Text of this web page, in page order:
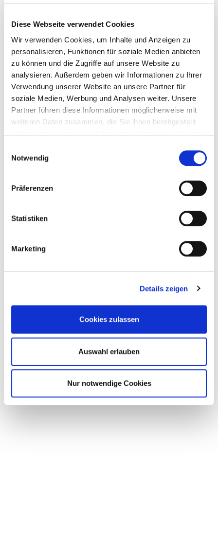
Diese Webseite verwendet Cookies
Wir verwenden Cookies, um Inhalte und Anzeigen zu
personalisieren, Funktionen für soziale Medien anbieten
zu können und die Zugriffe auf unsere Website zu
analysieren. Außerdem geben wir Informationen zu Ihrer
Verwendung unserer Website an unsere Partner für
soziale Medien, Werbung und Analysen weiter. Unsere
Partner führen diese Informationen möglicherweise mit
weiteren Daten zusammen, die Sie ihnen bereitgestellt
Notwendig
Präferenzen
Statistiken
Marketing
Details zeigen
Cookies zulassen
Auswahl erlauben
Nur notwendige Cookies
Anmelden
Seite drucken
Beitrag teilen
facebook
X (vormals Twitter)
© 2026 Verband Wohneigentum NRW e.V.
Sitemap